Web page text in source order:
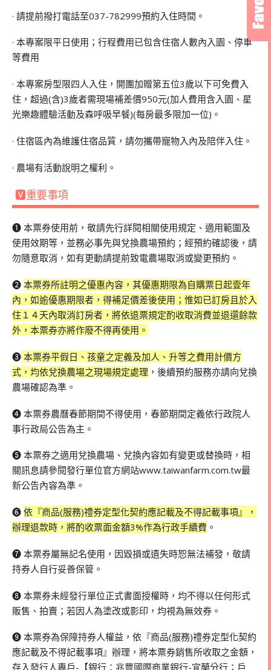
· 請提前撥打電話至037-782999預約入住時間。
· 本專案限平日使用；行程費用已包含住宿人數內入園、停車
等費用
· 本專案房型限四人入住，開團加贈第五位3歲以下可免費入
住，超過(含)3歲者需現場補差價950元(加人費用含入園、星
光樂趣體驗活動及森呼吸早餐)(每房最多限加一位)。
· 住宿區內為維護住宿品質，請勿攜帶寵物入內及陪伴入住。
· 農場有活動說明之權利。
🆅重要事項
❶ 本票券使用前，敬請先行詳閱相關使用規定、適用範圍及
使用效期等，並務必事先與兌換農場預約；經預約確認後，請
勿隨意取消，如有更動請提前致電農場取消或變更預約。
❷ 本票券所註明之優惠內容，其優惠期限為自購票日起壹年
內，如逾優惠期限者，得補足價差後使用；惟如已訂房且於入
住１４天內取消訂房者，將依退票規定酌收取消費並退還餘款
外，本票券亦將作廢不得再使用。
❸ 本票券平假日、孩童之定義及加人、升等之費用計價方
式，均依兌換農場之現場規定處理 ，後續預約服務亦請向兌換
農場確認為準。
❹ 本票券農曆春節期間不得使用，春節期間定義依行政院人
事行政局公告為主。
❺ 本票券之適用兌換農場、兌換內容如有變更或替換時，相
關訊息請參閱發行單位官方網站www.taiwanfarm.com.tw最
新公告內容為準。
❻ 依『商品(服務)禮券定型化契約應記載及不得記載事項』，
辦理退款時，將酌收票面金額3%作為行政手續費 。
❼ 本票券屬無記名使用，因毀損或遺失時恕無法補發，敬請
持券人自行妥善保管。
❽ 本票券未經發行單位正式書面授權時，均不得以任何形式
販售、拍賣；若因人為塗改或影印，均視為無效券。
❾ 本票券為保障持券人權益，依『商品(服務)禮券定型化契約
應記載及不得記載事項』辦理，將本票券銷售所收取之金額，
存入發行人專戶-【銀行：兆豐國際商業銀行-宜蘭分行；戶